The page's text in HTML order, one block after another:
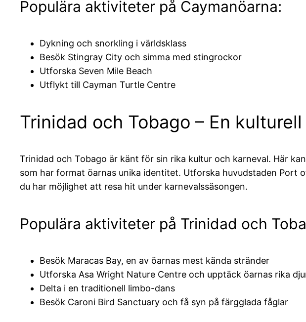
Populära aktiviteter på Caymanöarna:
Dykning och snorkling i världsklass
Besök Stingray City och simma med stingrockor
Utforska Seven Mile Beach
Utflykt till Cayman Turtle Centre
Trinidad och Tobago – En
Trinidad och Tobago är känt för sin rika kultur och karneval. Här
som har format öarnas unika identitet. Utforska huvudstaden Port
du har möjlighet att resa hit under karnevalssäsongen.
Populära aktiviteter på Trinidad och
Besök Maracas Bay, en av öarnas mest kända stränder
Utforska Asa Wright Nature Centre och upptäck öarnas rika
Delta i en traditionell limbo-dans
Besök Caroni Bird Sanctuary och få syn på färgglada fåglar